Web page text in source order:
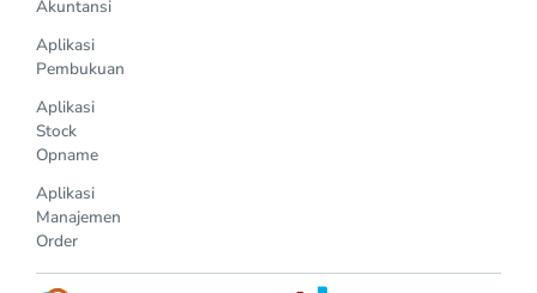
Akuntansi
Aplikasi
Pembukuan
Aplikasi
Stock
Opname
Aplikasi
Manajemen
Order